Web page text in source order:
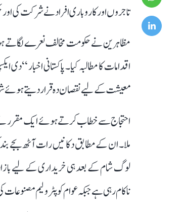
تاجروں اور کاروباری افراد نے شرکت کی
مظاہرین نے حکومت مخالف نعرے لگاتے
اقدامات کا مطالبہ کیا۔ پاکستانی اخبار
معیشت کے لیے نقصان دہ قرار دیتے ہوئے
احتجاج سے خطاب کرتے ہوئے ایک مقرر نے
ملا۔ ان کے مطابق دکانیں رات آٹھ بجے
لوگ شام کے بعد ہی خریداری کے لیے
ناکام رہی ہے جبکہ عوام کو پٹرولیم